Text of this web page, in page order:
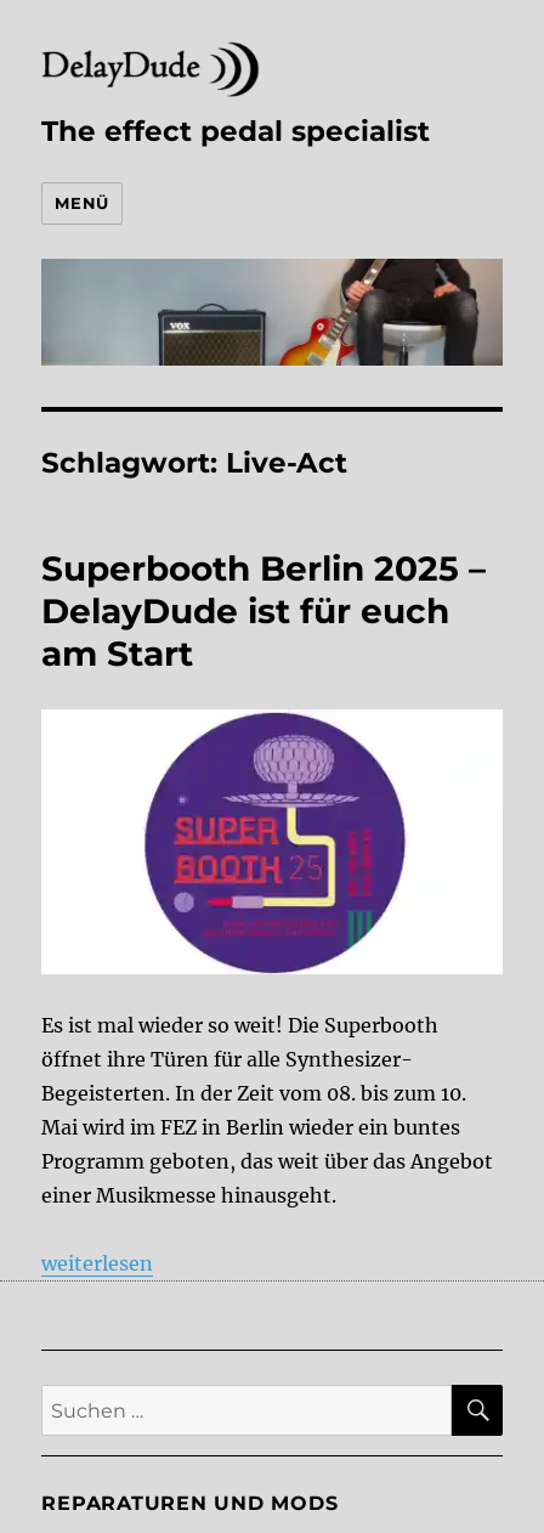
The effect pedal specialist
MENÜ
Schlagwort: Live-Act
Superbooth Berlin 2025 –
DelayDude ist für euch
am Start
Es ist mal wieder so weit! Die Superbooth
öffnet ihre Türen für alle Synthesizer-
Begeisterten. In der Zeit vom 08. bis zum 10.
Mai wird im FEZ in Berlin wieder ein buntes
Programm geboten, das weit über das Angebot
einer Musikmesse hinausgeht.
„Superbooth Berlin 2025 – DelayDude ist für euch
weiterlesen
Suche
nach:
REPARATUREN UND MODS